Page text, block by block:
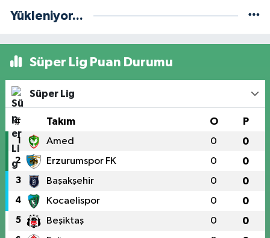
Yükleniyor...
Süper Lig Puan Durumu
Süper Lig
# Takım O P
1 Amed 0 0
2 Erzurumspor FK 0 0
3 Başakşehir 0 0
4 Kocaelispor 0 0
5 Beşiktaş 0 0